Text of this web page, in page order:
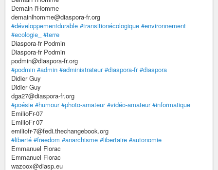
Demain l'Homme
demainlhomme@diaspora-fr.org
#développementdurable #transitionécologique #environnement
#ecologie_ #terre
Diaspora-fr Podmin
Diaspora-fr Podmin
podmin@diaspora-fr.org
#podmin #admin #administrateur #diaspora-fr #diaspora
Didier Guy
Didier Guy
dga27@diaspora-fr.org
#poésie #humour #photo-amateur #vidéo-amateur #informatique
EmilioFr-07
EmilioFr-07
emiliofr-7@fedi.thechangebook.org
#liberté #freedom #anarchisme #libertaire #autonomie
Emmanuel Florac
Emmanuel Florac
wazoox@diasp.eu